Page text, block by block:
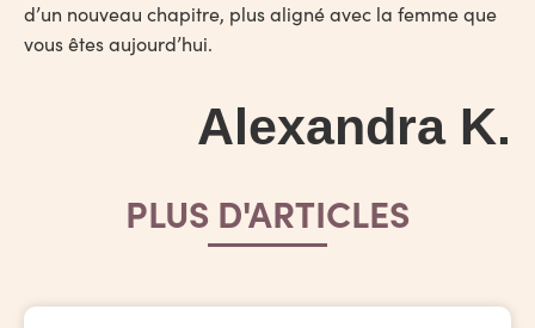
d’un nouveau chapitre, plus aligné avec la femme que
vous êtes aujourd’hui.
Alexandra K.
PLUS D'ARTICLES